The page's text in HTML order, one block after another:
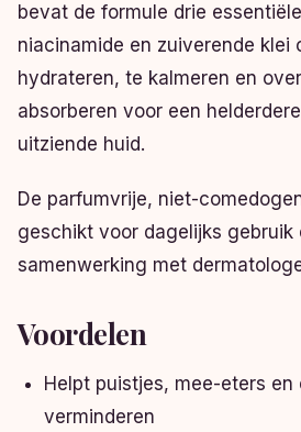
bevat de formule drie
niacinamide en zuiverende klei
hydrateren, te kalmeren en
absorberen voor een
uitziende huid.
De parfumvrije, niet-
geschikt voor dagelijks gebruik
samenwerking met
Voordelen
Helpt puistjes, mee-eters en
verminderen